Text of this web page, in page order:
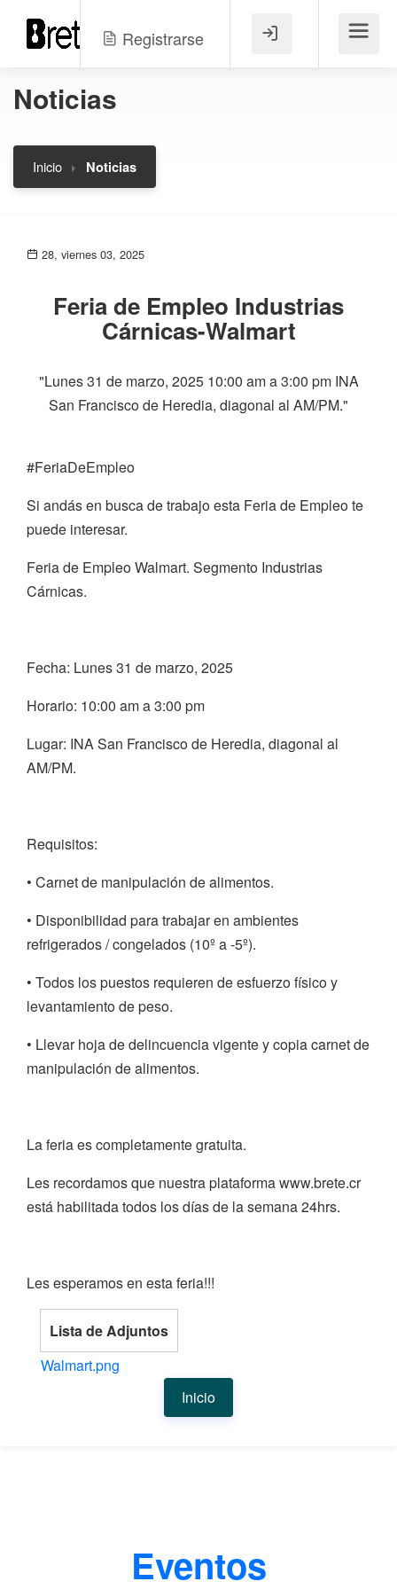
Registrarse Menú
Noticias
Inicio Noticias
28, viernes 03, 2025
Feria de Empleo Industrias
Cárnicas-Walmart
"Lunes 31 de marzo, 2025 10:00 am a 3:00 pm INA
San Francisco de Heredia, diagonal al AM/PM."
#FeriaDeEmpleo
Si andás en busca de trabajo esta Feria de Empleo te
puede interesar.
Feria de Empleo Walmart. Segmento Industrias
Cárnicas.
Fecha: Lunes 31 de marzo, 2025
Horario: 10:00 am a 3:00 pm
Lugar: INA San Francisco de Heredia, diagonal al
AM/PM.
Requisitos:
• Carnet de manipulación de alimentos.
• Disponibilidad para trabajar en ambientes
refrigerados / congelados (10º a -5º).
• Todos los puestos requieren de esfuerzo físico y
levantamiento de peso.
• Llevar hoja de delincuencia vigente y copia carnet de
manipulación de alimentos.
La feria es completamente gratuita.
Les recordamos que nuestra plataforma www.brete.cr
está habilitada todos los días de la semana 24hrs.
Les esperamos en esta feria!!!
Lista de Adjuntos
Walmart.png
Inicio
Eventos